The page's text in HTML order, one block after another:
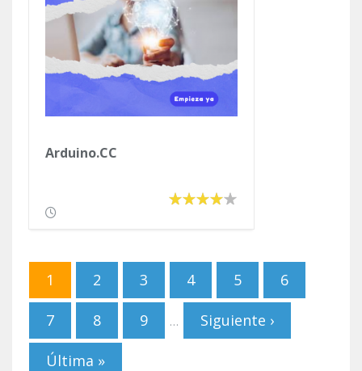
Arduino.CC
Páginas
1 2 3 4 5 6
7 8 9 … Siguiente ›
Última »